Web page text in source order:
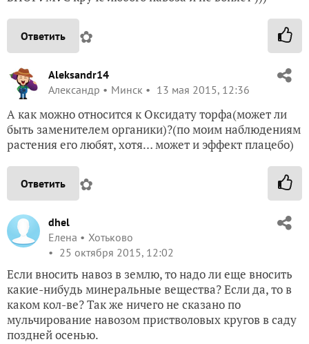
Ответить ✿
Aleksandr14
Александр
Минск 13 мая 2015, 12:36
А как можно относится к Оксидату торфа(может ли
быть заменителем органики)?(по моим наблюдениям
растения его любят, хотя… может и эффект плацебо)
Ответить ✿
dhel
Елена
Хотьково
25 октября 2015, 12:02
Если вносить навоз в землю, то надо ли еще вносить
какие-нибудь минеральные вещества? Если да, то в
каком кол-ве? Так же ничего не сказано по
мульчирование навозом пристволовых кругов в саду
поздней осенью.